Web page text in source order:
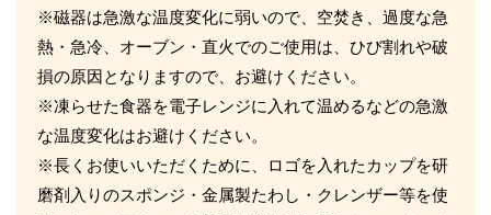
※磁器は急激な温度変化に弱いので、空焚き、過度な急
熱・急冷、オーブン・直火でのご使用は、ひび割れや破
損の原因となりますので、お避けください。
※凍らせた食器を電子レンジに入れて温めるなどの急激
な温度変化はお避けください。
※長くお使いいただくために、ロゴを入れたカップを研
磨剤入りのスポンジ・金属製たわし・クレンザー等を使